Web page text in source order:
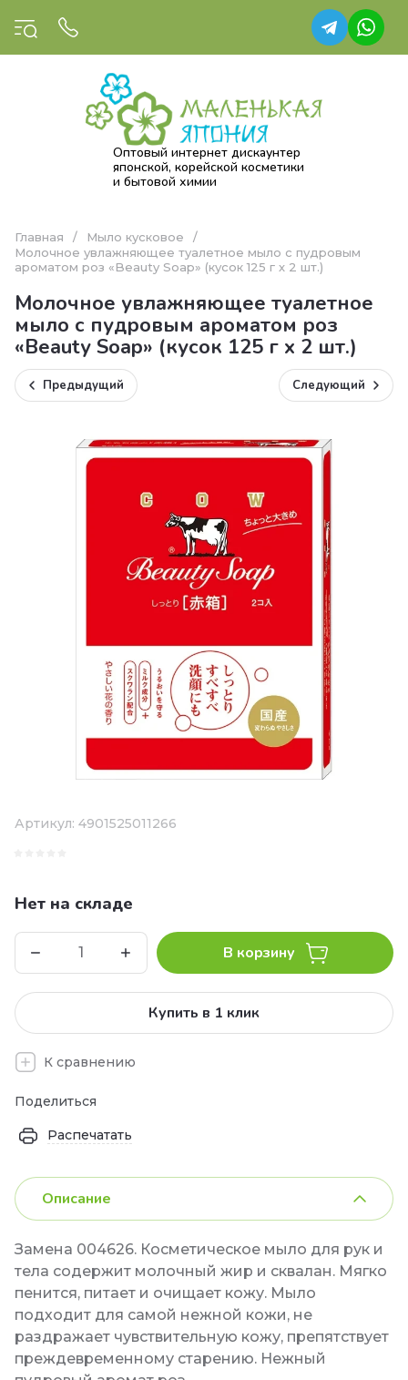
Оптовый интернет дискаунтер
японской, корейской косметики
и бытовой химии
Главная / Мыло кусковое
/
Молочное увлажняющее туалетное мыло с пудровым
ароматом роз «Beauty Soap» (кусок 125 г х 2 шт.)
Молочное увлажняющее туалетное
мыло с пудровым ароматом роз
«Beauty Soap» (кусок 125 г х 2 шт.)
Предыдущий Следующий
Артикул: 4901525011266
Нет на складе
В корзину
Купить в 1 клик
К сравнению
Поделиться
Распечатать
Описание
Замена 004626. Косметическое мыло для рук и
тела содержит молочный жир и сквалан. Мягко
пенится, питает и очищает кожу. Мыло
подходит для самой нежной кожи, не
раздражает чувствительную кожу, препятствует
преждевременному старению. Нежный